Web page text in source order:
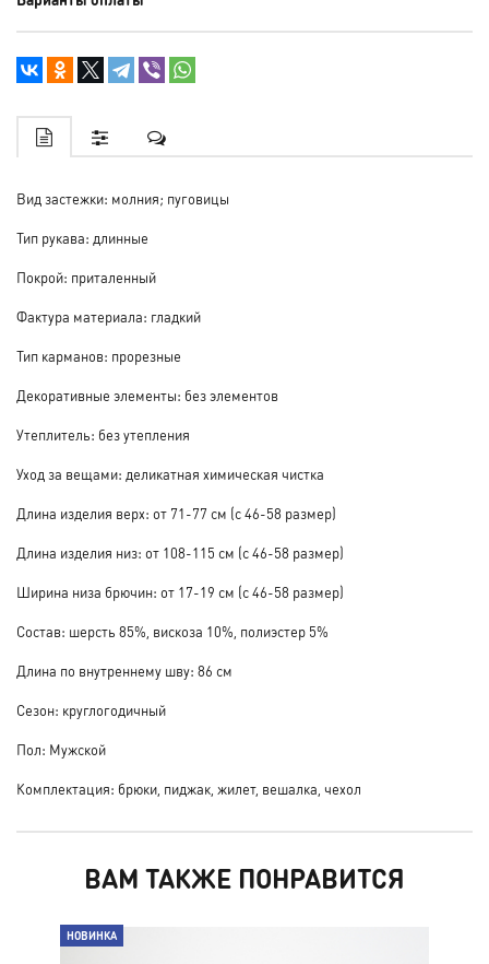
Вид застежки: молния; пуговицы
Тип рукава: длинные
Покрой: приталенный
Фактура материала: гладкий
Тип карманов: прорезные
Декоративные элементы: без элементов
Утеплитель: без утепления
Уход за вещами: деликатная химическая чистка
Длина изделия верх: от 71-77 см (с 46-58 размер)
Длина изделия низ: от 108-115 см (с 46-58 размер)
Ширина низа брючин: от 17-19 см (с 46-58 размер)
Состав: шерсть 85%, вискоза 10%, полиэстер 5%
Длина по внутреннему шву: 86 см
Сезон: круглогодичный
Пол: Мужской
Комплектация: брюки, пиджак, жилет, вешалка, чехол
ВАМ ТАКЖЕ ПОНРАВИТСЯ
НОВИНКА